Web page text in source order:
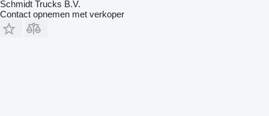
Schmidt Trucks B.V.
Contact opnemen met verkoper